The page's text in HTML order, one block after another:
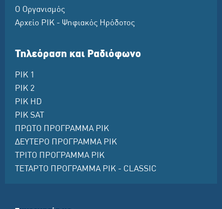
Ο Οργανισμός
Αρχείο ΡΙΚ - Ψηφιακός Ηρόδοτος
Τηλεόραση και Ραδιόφωνο
ΡΙΚ 1
ΡΙΚ 2
ΡΙΚ HD
ΡΙΚ SAT
ΠΡΩΤΟ ΠΡΟΓΡΑΜΜΑ ΡΙΚ
ΔΕΥΤΕΡΟ ΠΡΟΓΡΑΜΜΑ ΡΙΚ
ΤΡΙΤΟ ΠΡΟΓΡΑΜΜΑ ΡΙΚ
ΤΕΤΑΡΤΟ ΠΡΟΓΡΑΜΜΑ ΡΙΚ - CLASSIC